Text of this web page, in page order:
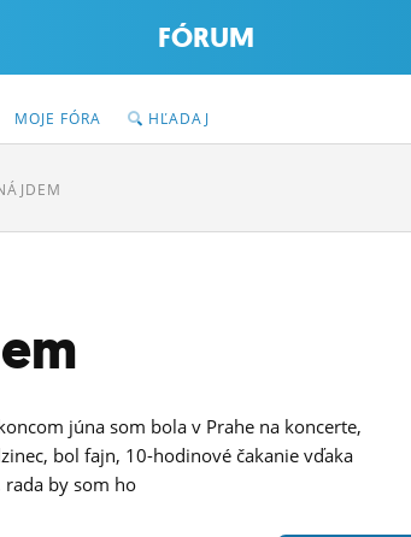
FÓRUM
MOJE FÓRA HĽADAJ
júna som bola v Prahe na koncerte,
bol fajn, 10-hodinové čakanie vďaka
by som ho